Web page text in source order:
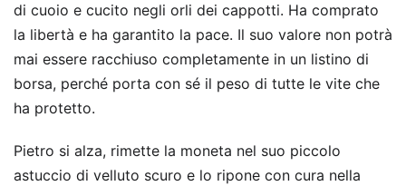
di cuoio e cucito negli orli dei cappotti. Ha comprato
la libertà e ha garantito la pace. Il suo valore non potrà
mai essere racchiuso completamente in un listino di
borsa, perché porta con sé il peso di tutte le vite che
ha protetto.
Pietro si alza, rimette la moneta nel suo piccolo
astuccio di velluto scuro e lo ripone con cura nella